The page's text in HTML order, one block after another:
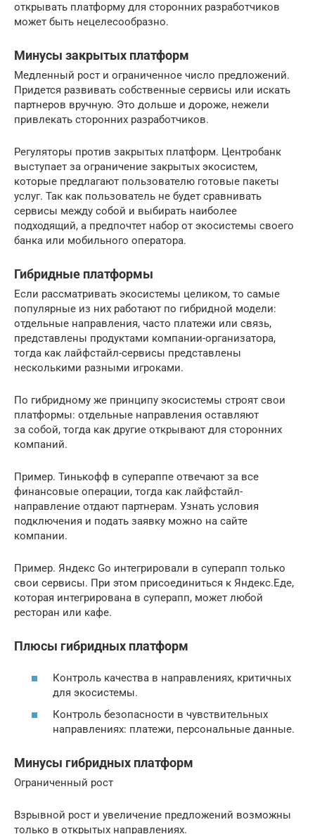
открывать платформу для сторонних разработчиков
может быть нецелесообразно.
Минусы закрытых платформ
Медленный рост и ограниченное число предложений.
Придется развивать собственные сервисы или искать
партнеров вручную. Это дольше и дороже, нежели
привлекать сторонних разработчиков.
Регуляторы против закрытых платформ. Центробанк
выступает за ограничение закрытых экосистем,
которые предлагают пользователю готовые пакеты
услуг. Так как пользователь не будет сравнивать
сервисы между собой и выбирать наиболее
подходящий, а предпочтет набор от экосистемы своего
банка или мобильного оператора.
Гибридные платформы
Если рассматривать экосистемы целиком, то самые
популярные из них работают по гибридной модели:
отдельные направления, часто платежи или связь,
представлены продуктами компании-организатора,
тогда как лайфстайл-сервисы представлены
несколькими разными игроками.
По гибридному же принципу экосистемы строят свои
платформы: отдельные направления оставляют
за собой, тогда как другие открывают для сторонних
компаний.
Пример. Тинькофф в супераппе отвечают за все
финансовые операции, тогда как лайфстайл-
направление отдают партнерам. Узнать условия
подключения и подать заявку можно на сайте
компании.
Пример. Яндекс Go интегрировали в суперапп только
свои сервисы. При этом присоединиться к Яндекс.Еде,
которая интегрирована в суперапп, может любой
ресторан или кафе.
Плюсы гибридных платформ
Контроль качества в направлениях, критичных
для экосистемы.
Контроль безопасности в чувствительных
направлениях: платежи, персональные данные.
Минусы гибридных платформ
Ограниченный рост
Взрывной рост и увеличение предложений возможны
только в открытых направлениях.